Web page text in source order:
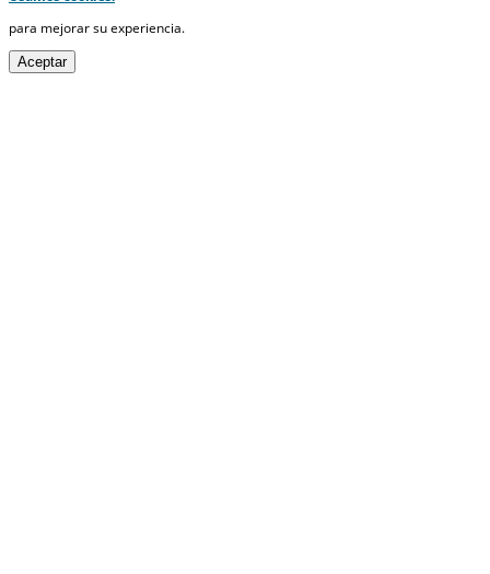
para mejorar su experiencia.
Aceptar